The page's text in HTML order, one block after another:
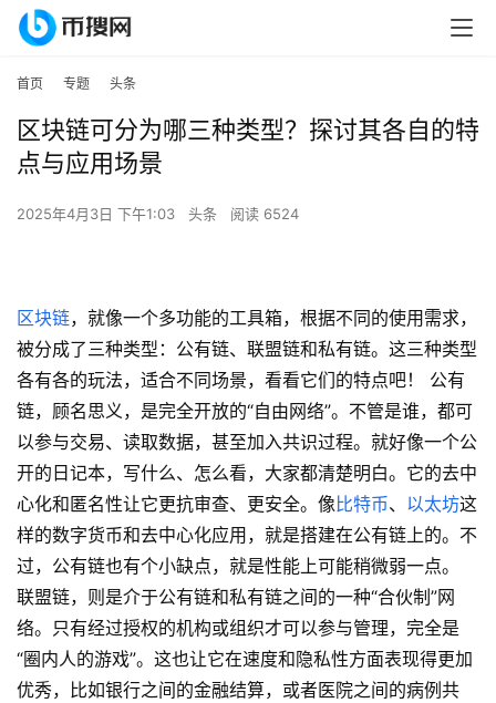
首页 专题 头条
区块链可分为哪三种类型？探讨其各自的特
点与应用场景
2025年4月3日 下午1:03 头条 阅读 6524
区块链，就像一个多功能的工具箱，根据不同的使用需求，
被分成了三种类型：公有链、联盟链和私有链。这三种类型
各有各的玩法，适合不同场景，看看它们的特点吧！ 公有
链，顾名思义，是完全开放的“自由网络”。不管是谁，都可
以参与交易、读取数据，甚至加入共识过程。就好像一个公
开的日记本，写什么、怎么看，大家都清楚明白。它的去中
心化和匿名性让它更抗审查、更安全。像 比特币、 以太坊这
样的数字货币和去中心化应用，就是搭建在公有链上的。不
过，公有链也有个小缺点，就是性能上可能稍微弱一点。
联盟链，则是介于公有链和私有链之间的一种“合伙制”网
络。只有经过授权的机构或组织才可以参与管理，完全是
“圈内人的游戏”。这也让它在速度和隐私性方面表现得更加
优秀，比如银行之间的金融结算，或者医院之间的病例共